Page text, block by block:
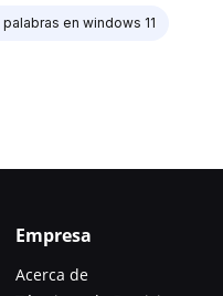
en windows 11
Empresa
Acerca de